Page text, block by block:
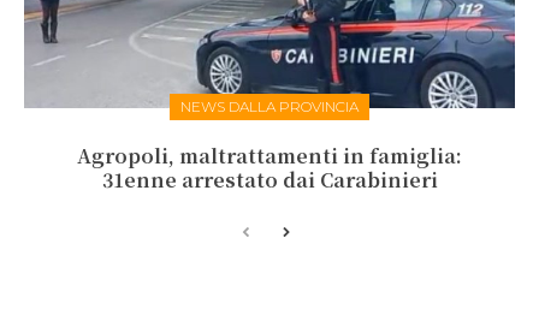
NEWS DALLA PROVINCIA
Agropoli, maltrattamenti in famiglia:
31enne arrestato dai Carabinieri